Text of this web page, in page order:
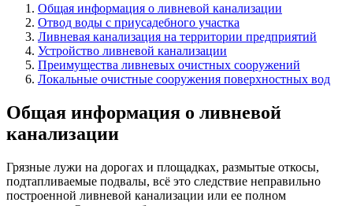
Общая информация о ливневой канализации
Отвод воды с приусадебного участка
Ливневая канализация на территории предприятий
Устройство ливневой канализации
Преимущества ливневых очистных сооружений
Локальные очистные сооружения поверхностных вод
Общая информация о ливневой
канализации
Грязные лужи на дорогах и площадках, размытые откосы,
подтапливаемые подвалы, всё это следствие неправильно
построенной ливневой канализации или ее полном